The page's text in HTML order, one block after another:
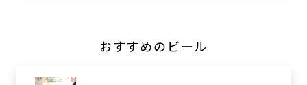
おすすめのビール